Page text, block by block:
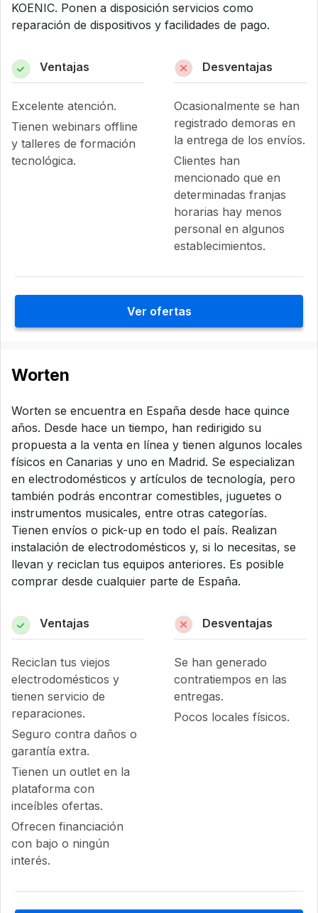
KOENIC. Ponen a disposición servicios como
reparación de dispositivos y facilidades de pago.
Ventajas
Excelente atención.
Tienen webinars offline
y talleres de formación
tecnológica.
Desventajas
Ocasionalmente se han
registrado demoras en
la entrega de los envíos.
Clientes han
mencionado que en
determinadas franjas
horarias hay menos
personal en algunos
establecimientos.
Ver ofertas
Worten
Worten se encuentra en España desde hace quince
años. Desde hace un tiempo, han redirigido su
propuesta a la venta en línea y tienen algunos locales
físicos en Canarias y uno en Madrid. Se especializan
en electrodomésticos y artículos de tecnología, pero
también podrás encontrar comestibles, juguetes o
instrumentos musicales, entre otras categorías.
Tienen envíos o pick-up en todo el país. Realizan
instalación de electrodomésticos y, si lo necesitas, se
llevan y reciclan tus equipos anteriores. Es posible
comprar desde cualquier parte de España.
Ventajas
Reciclan tus viejos
electrodomésticos y
tienen servicio de
reparaciones.
Seguro contra daños o
garantía extra.
Tienen un outlet en la
plataforma con
inceíbles ofertas.
Ofrecen financiación
con bajo o ningún
interés.
Desventajas
Se han generado
contratiempos en las
entregas.
Pocos locales físicos.